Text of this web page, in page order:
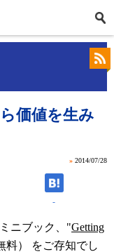
価値を生み
» 2014/07/28
-
ミニブック、"Getting
料） をご存知でし